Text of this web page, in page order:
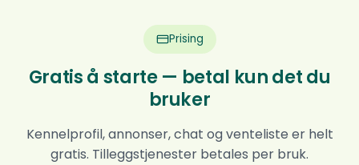
Prising
Gratis å starte — betal kun det du
bruker
Kennelprofil, annonser, chat og venteliste er helt
gratis. Tilleggstjenester betales per bruk.